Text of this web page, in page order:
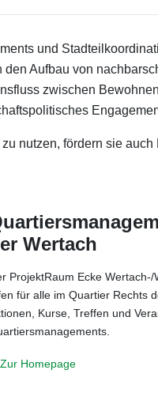
und
Aufbau von
zwischen
nutzen, fördern sie
Wertach
ProjektRaum Ecke
für alle im Quartier Rechts
Kurse, Treffen und
Zur Homepage